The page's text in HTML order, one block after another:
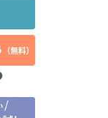
（無料）